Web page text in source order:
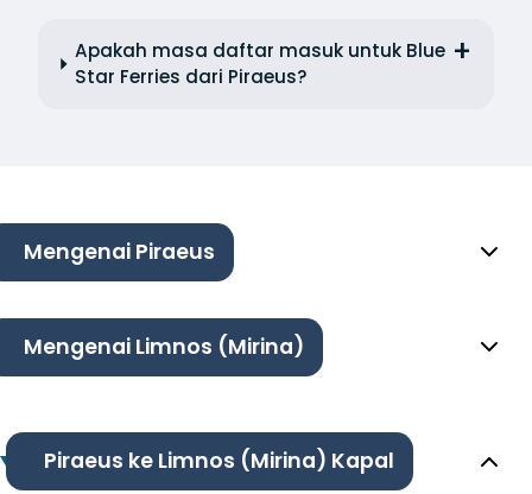
Apakah masa daftar masuk untuk Blue
Star Ferries dari Piraeus?
Mengenai Piraeus
Mengenai Limnos (Mirina)
Piraeus ke Limnos (Mirina) Kapal